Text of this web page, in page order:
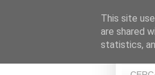
This site
are shared
statistics,